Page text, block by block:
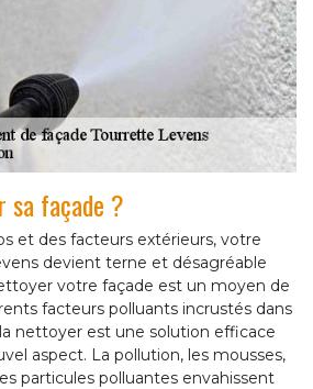
sa façade ?
et des facteurs extérieurs, votre
devient terne et désagréable
votre façade est un moyen de
facteurs polluants incrustés dans
nettoyer est une solution efficace
aspect. La pollution, les mousses,
particules polluantes envahissent